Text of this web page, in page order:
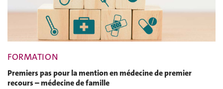
FORMATION
Premiers pas pour la mention en médecine de premier
recours – médecine de famille